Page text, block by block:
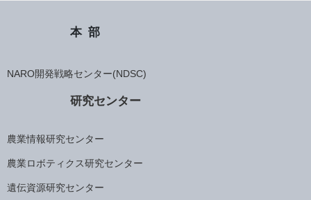
本部
NARO開発戦略センター(NDSC)
研究センター
農業情報研究センター
農業ロボティクス研究センター
遺伝資源研究センター